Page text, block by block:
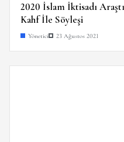
2020 İslam İktisadı
Kahf İle Söyleşi
Yönetici 23 Ağustos 2021